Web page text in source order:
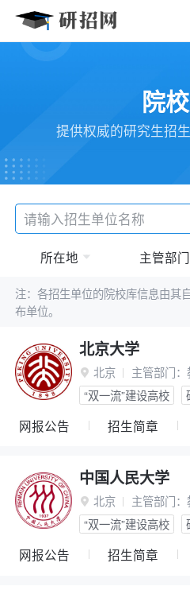
院
提供权威的研究生招
所在地 主管部
注：各招生单位的院校库信息由其
布单位。
北京大学
 北京 主管部门：
“双一流”建设高校
网报公告 招生简章
中国人民大学
 北京 主管部门：
“双一流”建设高校
网报公告 招生简章